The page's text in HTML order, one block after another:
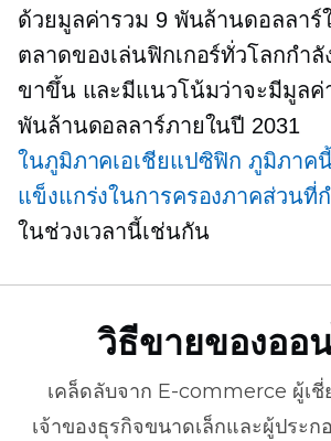
ด้วยมูลค่ารวม 9 พันล้านดอลลาร์
ตลาดของเล่นฟิกเกอร์ทั่วโลกกำ
ขาขึ้น และมีแนวโน้มว่าจะมีมูลค่
พันล้านดอลลาร์ภายในปี 2031
ในภูมิภาคเอเชียแปซิฟิก ภูมิภาค
แข็งแกร่งในการครองภาคส่วนที่
ในช่วงเวลานี้เช่นกัน
วิธีขายของออ
เคล็ดลับจาก E-commerce ผู้เ
เจ้าของธุรกิจขนาดเล็กและผู้ประก